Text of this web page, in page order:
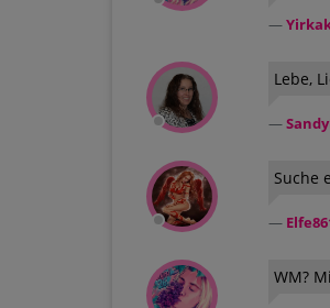
Lebe,
Suche
WM?